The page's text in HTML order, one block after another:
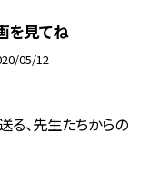
を見てね
05/12
、先生たちからの